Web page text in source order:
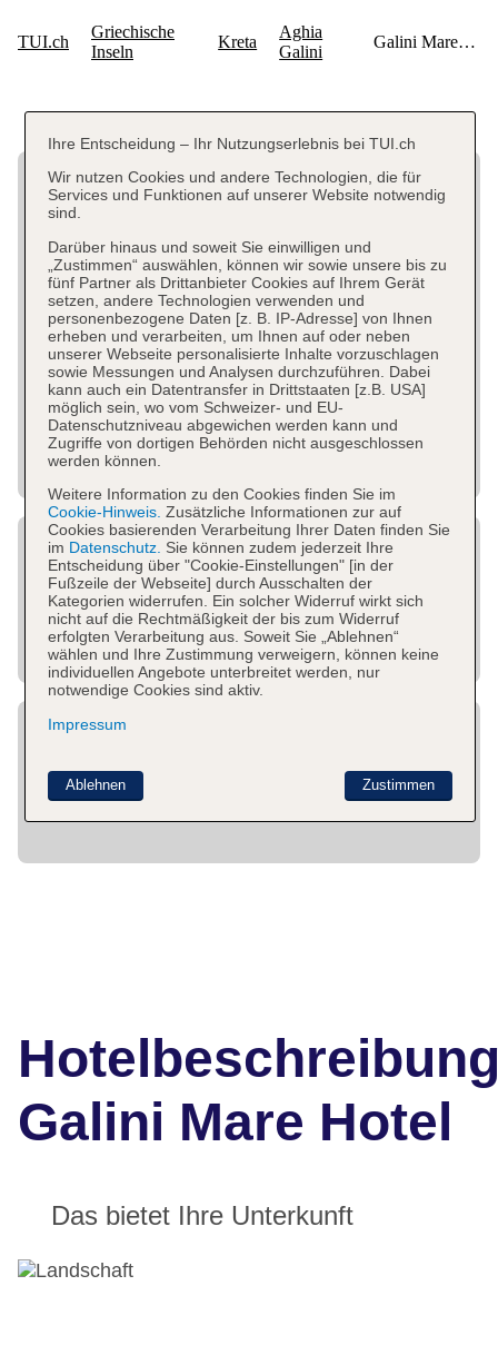
Galini Mare Hotel
Das bietet Ihre Unterkunft
Ihre Entscheidung – Ihr Nutzungserlebnis bei TUI.ch
Wir nutzen Cookies und andere Technologien, die für
Services und Funktionen auf unserer Website notwendig
sind.
Darüber hinaus und soweit Sie einwilligen und
„Zustimmen“ auswählen, können wir sowie unsere bis zu
fünf Partner als Drittanbieter Cookies auf Ihrem Gerät
setzen, andere Technologien verwenden und
personenbezogene Daten [z. B. IP-Adresse] von Ihnen
erheben und verarbeiten, um Ihnen auf oder neben
unserer Webseite personalisierte Inhalte vorzuschlagen
sowie Messungen und Analysen durchzuführen. Dabei
kann auch ein Datentransfer in Drittstaaten [z.B. USA]
möglich sein, wo vom Schweizer- und EU-
Datenschutzniveau abgewichen werden kann und
Zugriffe von dortigen Behörden nicht ausgeschlossen
werden können.
Weitere Information zu den Cookies finden Sie im
Cookie-Hinweis. Zusätzliche Informationen zur auf
Cookies basierenden Verarbeitung Ihrer Daten finden Sie
im Datenschutz. Sie können zudem jederzeit Ihre
Entscheidung über "Cookie-Einstellungen" [in der
Fußzeile der Webseite] durch Ausschalten der
Kategorien widerrufen. Ein solcher Widerruf wirkt sich
nicht auf die Rechtmäßigkeit der bis zum Widerruf
erfolgten Verarbeitung aus. Soweit Sie „Ablehnen“
wählen und Ihre Zustimmung verweigern, können keine
individuellen Angebote unterbreitet werden, nur
notwendige Cookies sind aktiv.
Impressum
Zustimmen
Ablehnen